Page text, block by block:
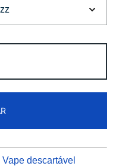
Vape descartável